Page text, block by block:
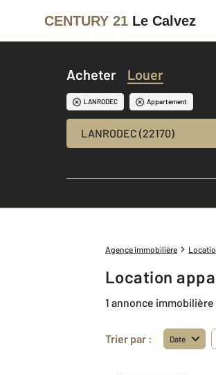
CENTURY 21 Le Calvez
Acheter Louer
LANRODEC Appartement
LANRODEC (22170)
Agence immobilière
Location
1 annonce immobilière
Trier par : Date